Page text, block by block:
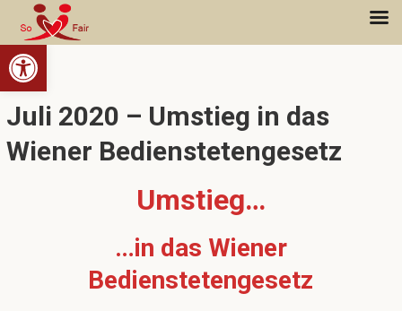
Open toolbar
Juli 2020 – Umstieg in das
Wiener Bedienstetengesetz
Umstieg…
…in das Wiener
Bedienstetengesetz